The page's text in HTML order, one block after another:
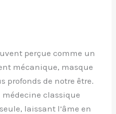
perçue comme un
mécanique, masque
profonds de notre être.
médecine classique
laissant l’âme en